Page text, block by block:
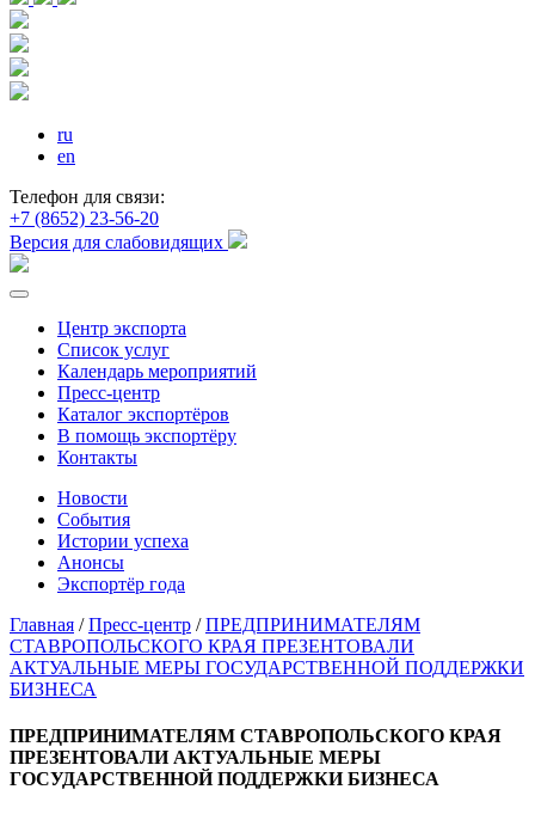
ru
en
Телефон для связи:
+7 (8652) 23-56-20
Версия для слабовидящих
Центр экспорта
Список услуг
Календарь мероприятий
Пресс-центр
Каталог экспортёров
В помощь экспортёру
Контакты
Новости
События
Истории успеха
Анонсы
Экспортёр года
Главная /Пресс-центр /ПРЕДПРИНИМАТЕЛЯМ
СТАВРОПОЛЬСКОГО КРАЯ ПРЕЗЕНТОВАЛИ
АКТУАЛЬНЫЕ МЕРЫ ГОСУДАРСТВЕННОЙ ПОДДЕРЖКИ
БИЗНЕСА
ПРЕДПРИНИМАТЕЛЯМ СТАВРОПОЛЬСКОГО КРАЯ
ПРЕЗЕНТОВАЛИ АКТУАЛЬНЫЕ МЕРЫ
ГОСУДАРСТВЕННОЙ ПОДДЕРЖКИ БИЗНЕСА